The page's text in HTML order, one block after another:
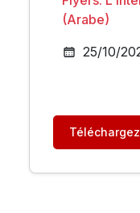
(Arabe)
25/10/
Téléchargez